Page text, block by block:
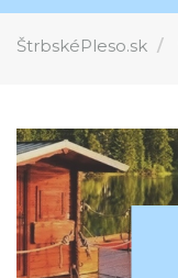
ŠtrbskéPleso.sk